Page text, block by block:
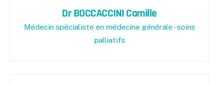
Dr BOCCACCINI Camille
Médecin spécialiste en médecine générale - soins
palliatifs